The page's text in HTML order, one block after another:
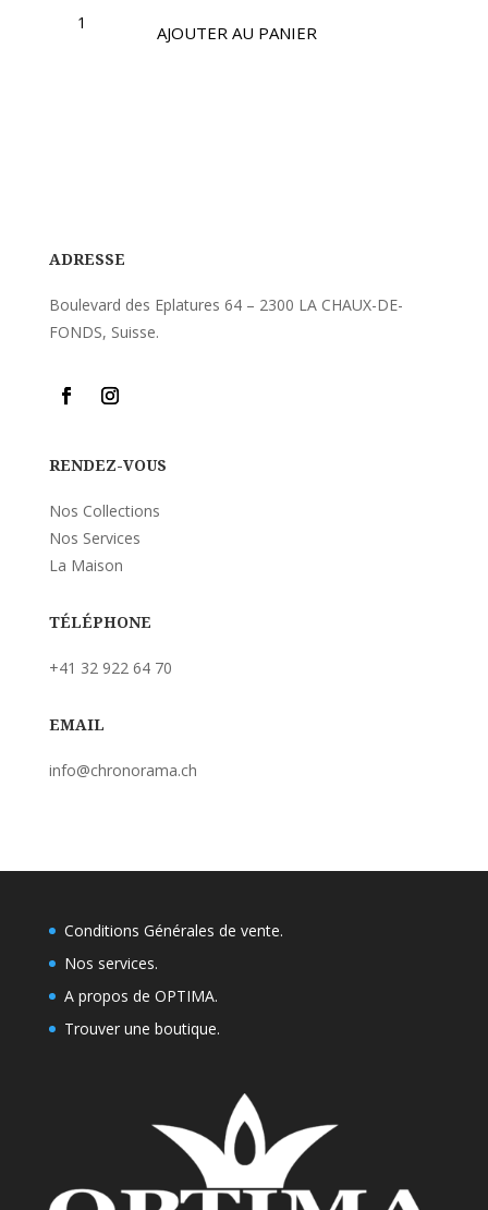
AJOUTER AU PANIER
ADRESSE
Boulevard des Eplatures 64 – 2300 LA CHAUX-DE-
FONDS, Suisse.
RENDEZ-VOUS
Nos Collections
Nos Services
La Maison
TÉLÉPHONE
+41 32 922 64 70
EMAIL
info@chronorama.ch
Conditions Générales de vente.
Nos services.
A propos de OPTIMA.
Trouver une boutique.